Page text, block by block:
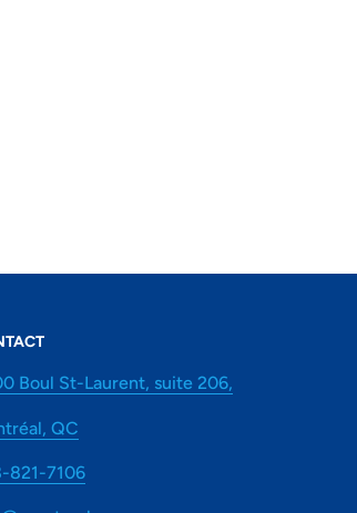
Boul St-Laurent, suite 206,
QC
821-7106